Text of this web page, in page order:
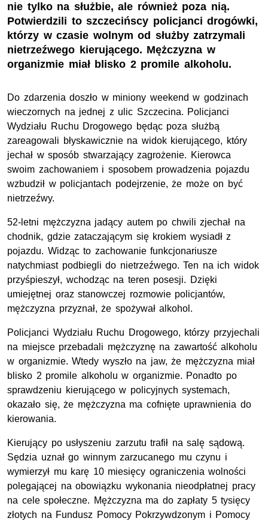
nie tylko na służbie, ale również poza nią.
Potwierdzili to szczecińscy policjanci drogówki,
którzy w czasie wolnym od służby zatrzymali
nietrzeźwego kierującego. Mężczyzna w
organizmie miał blisko 2 promile alkoholu.
Do zdarzenia doszło w miniony weekend w godzinach
wieczornych na jednej z ulic Szczecina. Policjanci
Wydziału Ruchu Drogowego będąc poza służbą
zareagowali błyskawicznie na widok kierującego, który
jechał w sposób stwarzający zagrożenie. Kierowca
swoim zachowaniem i sposobem prowadzenia pojazdu
wzbudził w policjantach podejrzenie, że może on być
nietrzeźwy.
52-letni mężczyzna jadący autem po chwili zjechał na
chodnik, gdzie zataczającym się krokiem wysiadł z
pojazdu. Widząc to zachowanie funkcjonariusze
natychmiast podbiegli do nietrzeźwego. Ten na ich widok
przyśpieszył, wchodząc na teren posesji. Dzięki
umiejętnej oraz stanowczej rozmowie policjantów,
mężczyzna przyznał, że spożywał alkohol.
Policjanci Wydziału Ruchu Drogowego, którzy przyjechali
na miejsce przebadali mężczyznę na zawartość alkoholu
w organizmie. Wtedy wyszło na jaw, że mężczyzna miał
blisko 2 promile alkoholu w organizmie. Ponadto po
sprawdzeniu kierującego w policyjnych systemach,
okazało się, że mężczyzna ma cofnięte uprawnienia do
kierowania.
Kierujący po usłyszeniu zarzutu trafił na salę sądową.
Sędzia uznał go winnym zarzucanego mu czynu i
wymierzył mu karę 10 miesięcy ograniczenia wolności
polegającej na obowiązku wykonania nieodpłatnej pracy
na cele społeczne. Mężczyzna ma do zapłaty 5 tysięcy
złotych na Fundusz Pomocy Pokrzywdzonym i Pomocy